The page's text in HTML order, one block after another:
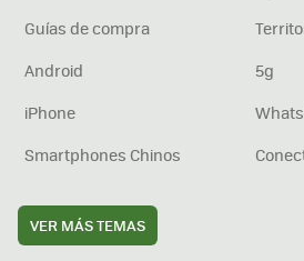
Guías de compra
Android
5g
iPhone
Smartphones Chinos
VER MÁS TEMAS